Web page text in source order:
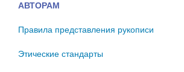
АВТОРАМ
Правила представления рукописи
Этические стандарты